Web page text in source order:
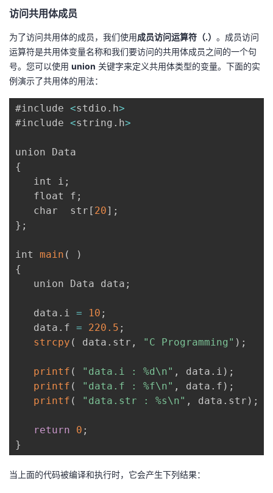
访问共用体成员
为了访问共用体的成员，我们使用成员访问运算符（.） 。成员访问
运算符是共用体变量名称和我们要访问的共用体成员之间的一个句
号。您可以使用 union 关键字来定义共用体类型的变量。下面的实
例演示了共用体的用法：
#include <stdio . h>
#include <string . h>
{
   int i
;
   float f
;
   char  str
[ 20] ;
} ;
int main (
)
{
   union Data data
;
   data
. i = 10 ;
   data
. f = 220.5 ;
strcpy ( data . str , "C Programming" ) ;
printf ( "data.i : %d\n" , data . i ) ;
printf ( "data.f : %f\n" , data . f ) ;
printf ( "data.str : %s\n" , data . str ) ;
return 0 ;
}
当上面的代码被编译和执行时，它会产生下列结果：